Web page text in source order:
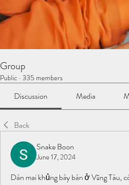
Group
Public · 335 members
Discussion Media
Back
Snake Boon
June 17, 2024
Dàn mai khủng bày bán ở Vũng Tàu,